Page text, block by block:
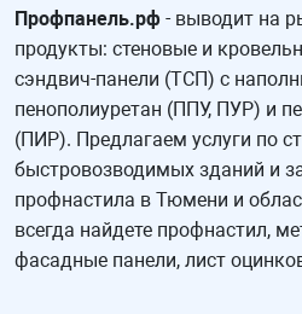
Профпанель.рф - выводит на
продукты: стеновые и
сэндвич-панели (ТСП) с
пенополиуретан (ППУ, ПУР) и
(ПИР). Предлагаем услуги по
быстровозводимых зданий и
профнастила в Тюмени и
всегда найдете профнастил,
фасадные панели, лист